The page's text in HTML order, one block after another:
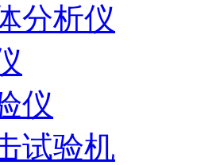
分析仪
仪
试验机